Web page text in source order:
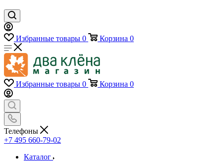
Избранные товары 0 Корзина 0
Избранные товары 0 Корзина 0
Телефоны
+7 495 660-79-02
Каталог